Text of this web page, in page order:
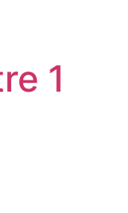
1